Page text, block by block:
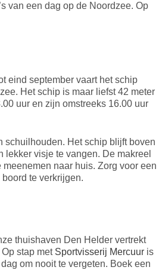
van een dag op de Noordzee. Op
eind september vaart het schip
Het schip is maar liefst 42 meter
uur en zijn omstreeks 16.00 uur
schuilhouden. Het schip blijft boven
visje te vangen. De makreel
naar huis. Zorg voor een
te verkrijgen.
thuishaven Den Helder vertrekt
stap met Sportvisserij Mercuur is
om nooit te vergeten. Boek een